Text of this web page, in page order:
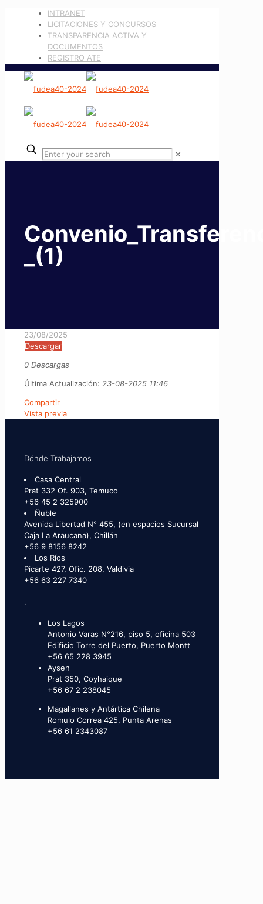
INTRANET
LICITACIONES Y CONCURSOS
TRANSPARENCIA ACTIVA Y
DOCUMENTOS
REGISTRO ATE
✕
_(1)
23/08/2025
Descargar
0 Descargas
Última Actualización: 23-08-2025 11:46
Compartir
Vista previa
Dónde Trabajamos
Casa Central
Prat 332 Of. 903, Temuco
+56 45 2 325900
Ñuble
Avenida Libertad N° 455, (en espacios Sucursal
Caja La Araucana), Chillán
+56 9 8156 8242
Los Ríos
Picarte 427, Ofic. 208, Valdivia
+56 63 227 7340
.
Los Lagos
Antonio Varas N°216, piso 5, oficina 503
Edificio Torre del Puerto, Puerto Montt
+56 65 228 3945
Aysen
Prat 350, Coyhaique
+56 67 2 238045
Magallanes y Antártica Chilena
Romulo Correa 425, Punta Arenas
+56 61 2343087